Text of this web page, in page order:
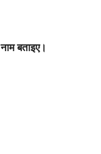
बताइए।